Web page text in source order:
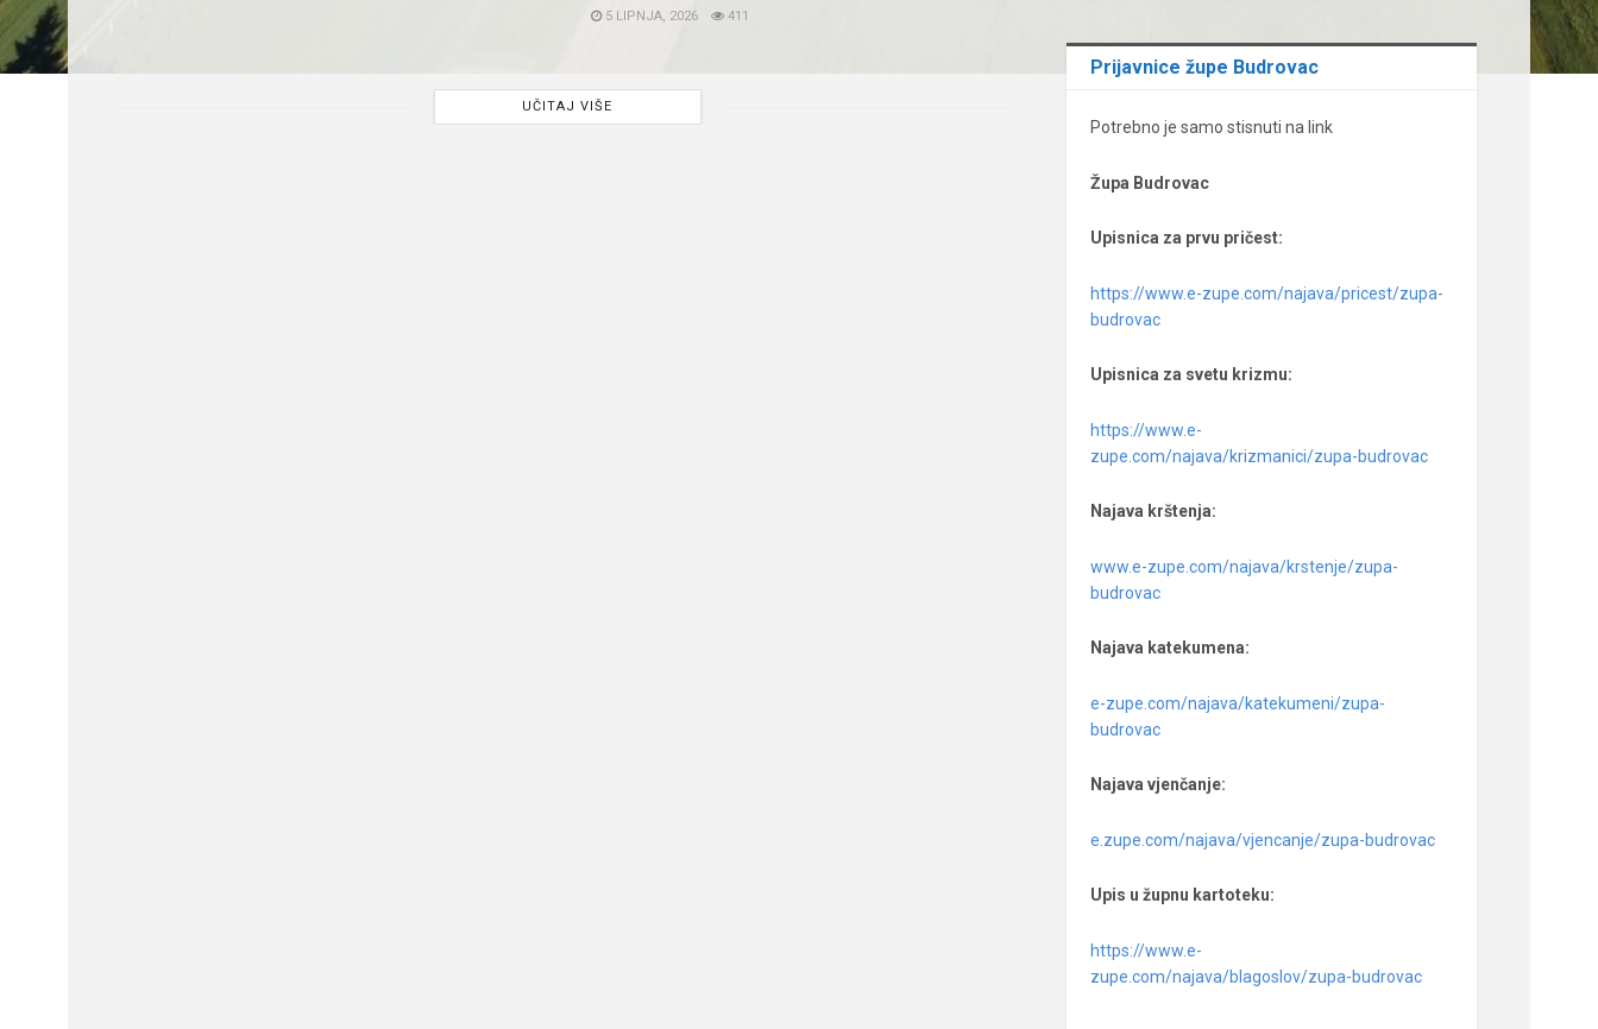
5 LIPNJA, 2026 411
UČITAJ VIŠE
Prijavnice župe Budrovac
Potrebno je samo stisnuti na link
Župa Budrovac
Upisnica za prvu pričest:
https://www.e-zupe.com/najava/pricest/zupa-
budrovac
Upisnica za svetu krizmu:
https://www.e-
zupe.com/najava/krizmanici/zupa-budrovac
Najava krštenja:
www.e-zupe.com/najava/krstenje/zupa-
budrovac
Najava katekumena:
e-zupe.com/najava/katekumeni/zupa-
budrovac
Najava vjenčanje:
e.zupe.com/najava/vjencanje/zupa-budrovac
Upis u župnu kartoteku:
https://www.e-
zupe.com/najava/blagoslov/zupa-budrovac